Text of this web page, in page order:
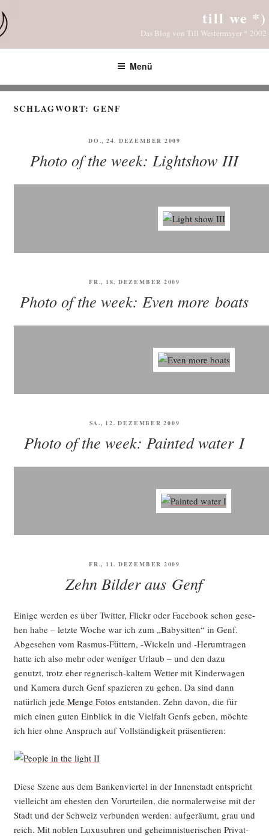
Inhalt
springen
till we *)
Das Blog von Till Westermayer * 2002
Menü
SCHLAGWORT:GENF
VERÖFFENTLICHT
DO., 24. DEZEMBER 2009
Photo of the week: Lightshow III
VERÖFFENTLICHT
FR., 18. DEZEMBER 2009
Photo of the week: Even more boats
VERÖFFENTLICHT
SA., 12. DEZEMBER 2009
Photo of the week: Painted water I
VERÖFFENTLICHT
FR., 11. DEZEMBER 2009
Zehn Bilder aus Genf
Eini­ge wer­den es über Twit­ter, Flickr oder Face­book schon gese­
hen habe – letz­te Woche war ich zum „Baby­sit­ten“ in Genf.
Abge­se­hen vom Ras­mus-Füt­tern, ‑Wickeln und ‑Her­um­tra­gen
hat­te ich also mehr oder weni­ger Urlaub – und den dazu
genutzt, trotz eher reg­ne­risch-kal­tem Wet­ter mit Kin­der­wa­gen
und Kame­ra durch Genf spa­zie­ren zu gehen. Da sind dann
natür­lich jede Men­ge Fotosent­stan­den. Zehn davon, die für
mich einen guten Ein­blick in die Viel­falt Gen­fs geben, möch­te
ich hier ohne Anspruch auf Voll­stän­dig­keit präsentieren:
Die­se Sze­ne aus dem Ban­ken­vier­tel in der Innen­stadt ent­spricht
viel­leicht am ehes­ten den Vor­ur­tei­len, die nor­ma­ler­wei­se mit der
Stadt und der Schweiz ver­bun­den wer­den: auf­ge­räumt, grau und
reich. Mit noblen Luxus­uh­ren und geheim­nis­tue­ri­schen Pri­vat­